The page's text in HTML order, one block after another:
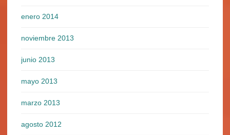
enero 2014
noviembre 2013
junio 2013
mayo 2013
marzo 2013
agosto 2012